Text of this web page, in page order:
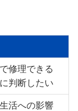
修理できる
判断したい
活への影響